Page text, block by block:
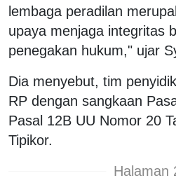
lembaga peradilan
upaya menjaga integritas
penegakan hukum," ujar
Dia menyebut, tim
RP dengan sangkaan
Pasal 12B UU Nomor 20
Tipikor.
Halaman